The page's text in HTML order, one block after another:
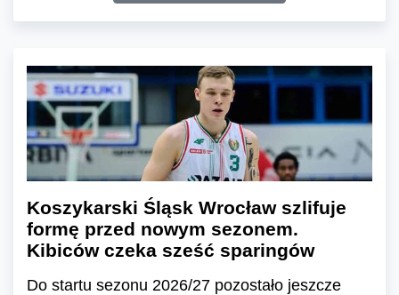
Koszykarski Śląsk Wrocław szlifuje
formę przed nowym sezonem.
Kibiców czeka sześć sparingów
Do startu sezonu 2026/27 pozostało jeszcze